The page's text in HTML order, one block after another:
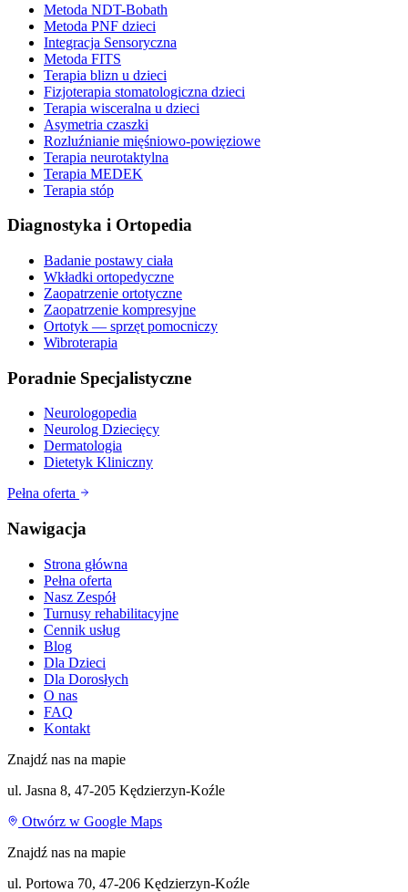
Metoda NDT-Bobath
Metoda PNF dzieci
Integracja Sensoryczna
Metoda FITS
Terapia blizn u dzieci
Fizjoterapia stomatologiczna dzieci
Terapia wisceralna u dzieci
Asymetria czaszki
Rozluźnianie mięśniowo-powięziowe
Terapia neurotaktylna
Terapia MEDEK
Terapia stóp
Diagnostyka i Ortopedia
Badanie postawy ciała
Wkładki ortopedyczne
Zaopatrzenie ortotyczne
Zaopatrzenie kompresyjne
Ortotyk — sprzęt pomocniczy
Wibroterapia
Poradnie Specjalistyczne
Neurologopedia
Neurolog Dziecięcy
Dermatologia
Dietetyk Kliniczny
Pełna oferta
Nawigacja
Strona główna
Pełna oferta
Nasz Zespół
Turnusy rehabilitacyjne
Cennik usług
Blog
Dla Dzieci
Dla Dorosłych
O nas
FAQ
Kontakt
Znajdź nas na mapie
ul. Jasna 8, 47-205 Kędzierzyn-Koźle
Otwórz w Google Maps
Znajdź nas na mapie
ul. Portowa 70, 47-206 Kędzierzyn-Koźle